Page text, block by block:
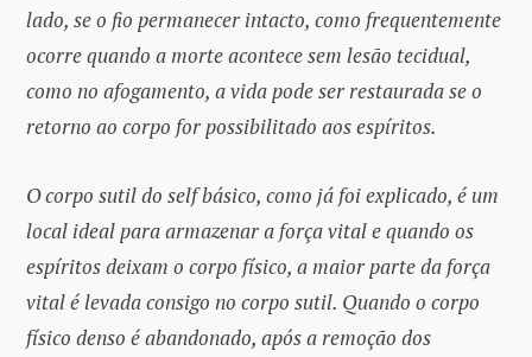
lado, se o fio permanecer intacto, como frequentemente
ocorre quando a morte acontece sem lesão tecidual,
como no afogamento, a vida pode ser restaurada se o
retorno ao corpo for possibilitado aos espíritos.
O corpo sutil do self básico, como já foi explicado, é um
local ideal para armazenar a força vital e quando os
espíritos deixam o corpo físico, a maior parte da força
vital é levada consigo no corpo sutil. Quando o corpo
físico denso é abandonado, após a remoção dos